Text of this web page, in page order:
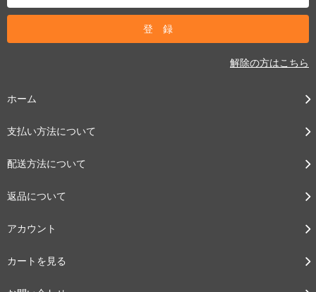
解除の方はこちら
ホーム
支払い方法について
配送方法について
返品について
アカウント
カートを見る